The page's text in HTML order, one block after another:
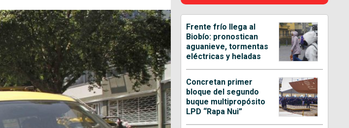
Frente frío llega al
Biobío: pronostican
aguanieve, tormentas
eléctricas y heladas
Concretan primer
bloque del segundo
buque multipropósito
LPD “Rapa Nui”